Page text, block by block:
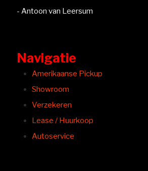
- Antoon van Leersum
Navigatie
Amerikaanse Pickup
Showroom
Verzekeren
Lease / Huurkoop
Autoservice